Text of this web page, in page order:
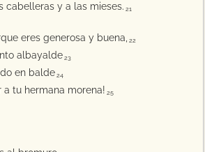
cabelleras y a las mieses. 21
eres generosa y buena, 22
albayalde 23
en balde 24
a tu hermana morena! 25